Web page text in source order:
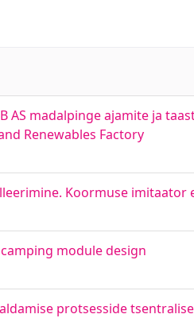
madalpinge ajamite ja
Renewables Factory
Koormuse imitaator
module design
protsesside